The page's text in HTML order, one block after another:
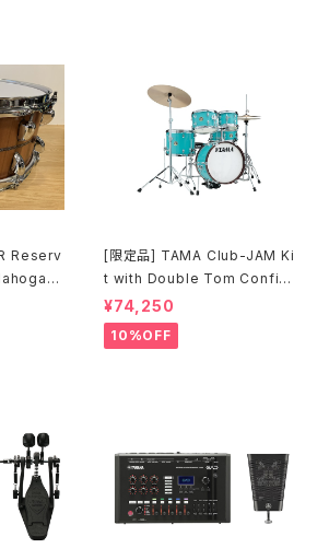
[限定品] TAMA Club-JAM Ki
t with Double Tom Configu
ration アクア・ブルー (AQB) L
JK56S-AQB
¥74,250
10%OFF